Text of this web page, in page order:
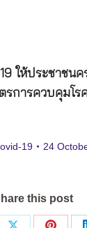
ให้ประชาชน
รการควบคุมโร
19 24
this post